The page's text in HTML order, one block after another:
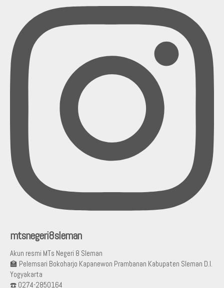
mtsnegeri8sleman
Akun resmi MTs Negeri 8 Sleman
🏫 Pelemsari Bokoharjo Kapanewon Prambanan Kabupaten Sleman D.I.
Yogyakarta
☎️ 0274-2850164